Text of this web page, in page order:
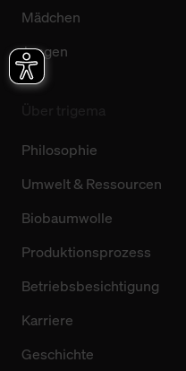
Mädchen
Jungen
Philosophie
Umwelt & Ressourcen
Biobaumwolle
Produktionsprozess
Betriebsbesichtigung
Karriere
Geschichte